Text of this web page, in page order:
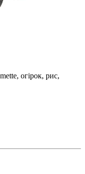
огірок, рис,